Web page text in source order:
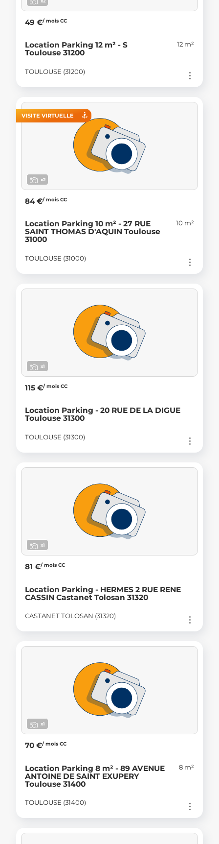
49 €/ mois CC
Location Parking 12 m² - S
Toulouse 31200
12 m²
TOULOUSE (31200)
VISITE VIRTUELLE
x2
84 €/ mois CC
Location Parking 10 m² - 27 RUE
SAINT THOMAS D'AQUIN Toulouse
31000
10 m²
TOULOUSE (31000)
x1
115 €/ mois CC
Location Parking - 20 RUE DE LA DIGUE
Toulouse 31300
TOULOUSE (31300)
x1
81 €/ mois CC
Location Parking - HERMES 2 RUE RENE
CASSIN Castanet Tolosan 31320
CASTANET TOLOSAN (31320)
x1
70 €/ mois CC
Location Parking 8 m² - 89 AVENUE
ANTOINE DE SAINT EXUPERY
Toulouse 31400
8 m²
TOULOUSE (31400)